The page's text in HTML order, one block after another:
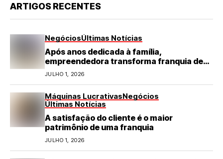
ARTIGOS RECENTES
NegóciosÚltimas Notícias
Após anos dedicada à família,
empreendedora transforma franquia de
turismo em negócio de destaque no RN
JULHO 1, 2026
Máquinas LucrativasNegócios
Últimas Notícias
A satisfação do cliente é o maior
patrimônio de uma franquia
JULHO 1, 2026